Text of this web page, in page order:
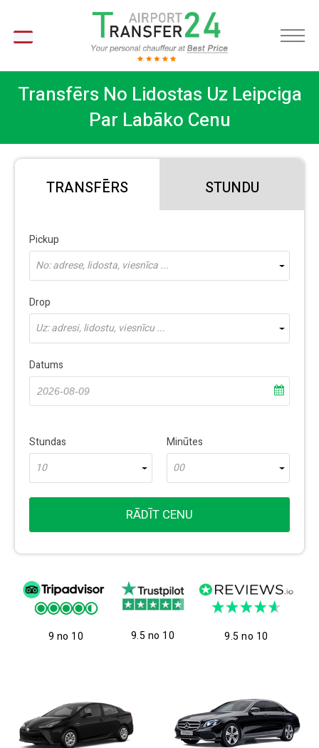
Transfērs No Lidostas Uz Leipciga
Par Labāko Cenu
TRANSFĒRS STUNDU
Pickup
No: adrese, lidosta, viesnīca ...
Drop
Uz: adresi, lidostu, viesnīcu ...
Datums
Stundas
10
Minūtes
00
RĀDĪT CENU
9 no 10 9.5 no 10 9.5 no 10